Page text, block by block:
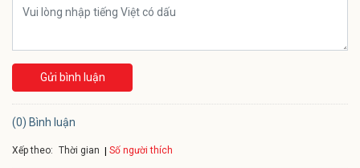
Gửi bình luận
(0) Bình luận
Xếp theo: Thời gian Số người thích